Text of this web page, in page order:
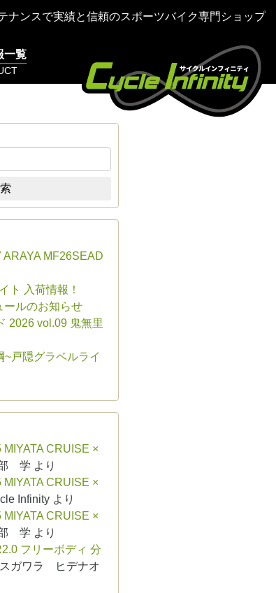
ナンスで実績と信頼のスポーツバイク専門ショップ
一覧
ARAYA MF26SEAD
ト 入荷情報！
ールのお知らせ
2026 vol.09 鬼無里
~戸隠グラベルライ
CRUISE ×
学 より
CRUISE ×
Infinity より
CRUISE ×
学 より
フリーボディ 分
スガワラ ヒデナオ